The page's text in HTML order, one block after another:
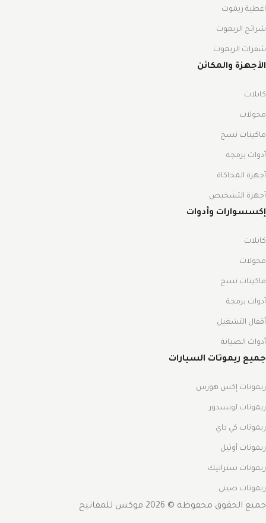
اغطية ريموت
شرائح الريموت
شفرات الريموت
الأجهزة والمكائن
كابلات
محولات
ماكينات نسخ
أدوات برمجة
أجهزة المحاكاة
أجهزة التشخيص
إكسسوارات وأدوات
كابلات
محولات
ماكينات نسخ
أدوات برمجة
أقفال التشغيل
أدوات الصيانة
جميع ريموتات السيارات
ريموتات إكس هورس
ريموتات لونسدور
ريموتات كي داي
ريموتات أوتيل
ريموتات ستراتيك
ريموتات صيني
جميع الحقوق محفوظة © 2026 فوكس للمفاتيح